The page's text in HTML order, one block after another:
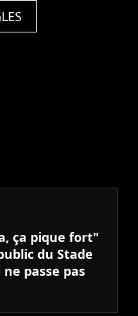
ça pique fort"
du Stade
passe pas